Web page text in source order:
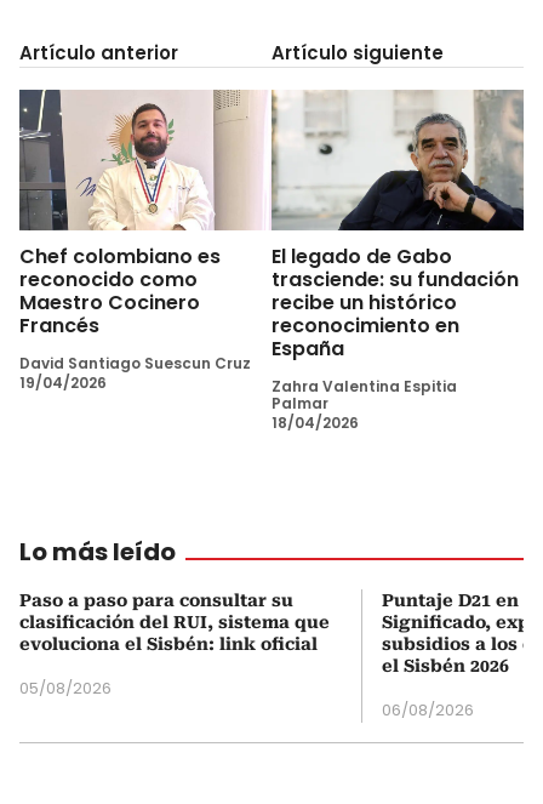
Artículo anterior
Chef colombiano es
reconocido como
Maestro Cocinero
Francés
David Santiago Suescun Cruz
19/04/2026
Artículo siguiente
El legado de Gabo
trasciende: su fundación
recibe un histórico
reconocimiento en
España
Zahra Valentina Espitia
Palmar
18/04/2026
Lo más leído
Paso a paso para consultar su
clasificación del RUI, sistema que
evoluciona el Sisbén: link oficial
05/08/2026
Puntaje D21 en
Significado,
subsidios a los
el Sisbén 2026
06/08/2026